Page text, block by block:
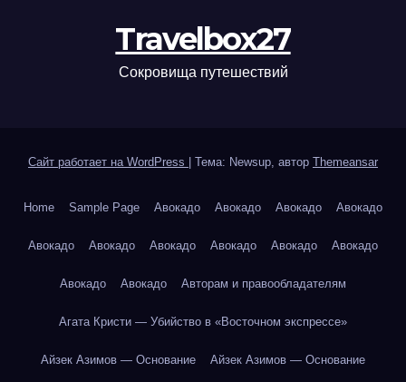
Travelbox27
Сокровища путешествий
Сайт работает на WordPress Тема: Newsup, автор Themeansar
Home Sample Page Авокадо Авокадо Авокадо Авокадо
Авокадо Авокадо Авокадо Авокадо Авокадо Авокадо
Авокадо Авокадо Авторам и правообладателям
Агата Кристи — Убийство в «Восточном экспрессе»
Айзек Азимов — Основание Айзек Азимов — Основание